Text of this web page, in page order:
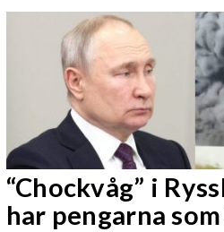
“Chockvåg” i
har pengarna